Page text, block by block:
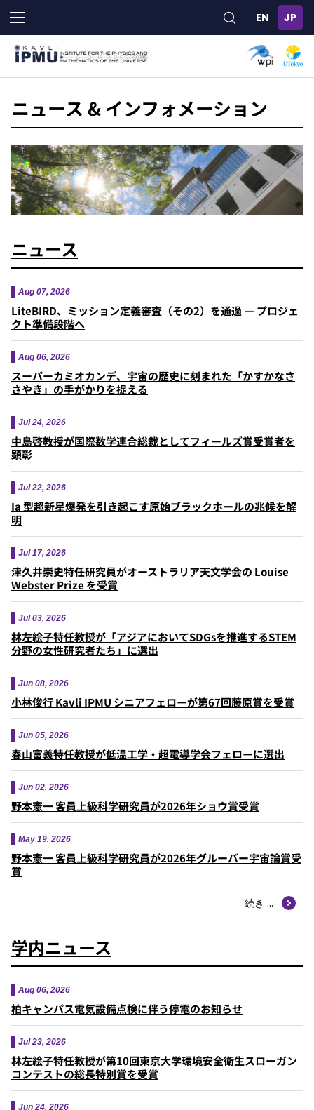
メ
イ
ン
ニュース & インフォメーション
ニュース
Aug 07, 2026
LiteBIRD、ミッション定義審査（その2）を通過 — プロジェ
クト準備段階へ
Aug 06, 2026
スーパーカミオカンデ、宇宙の歴史に刻まれた「かすかなさ
さやき」の手がかりを捉える
Jul 24, 2026
中島啓教授が国際数学連合総裁としてフィールズ賞受賞者を
顕彰
Jul 22, 2026
Ia 型超新星爆発を引き起こす原始ブラックホールの兆候を解
明
Jul 17, 2026
津久井崇史特任研究員がオーストラリア天文学会の Louise
Webster Prize を受賞
Jul 03, 2026
林左絵子特任教授が「アジアにおいてSDGsを推進するSTEM
分野の女性研究者たち」に選出
Jun 08, 2026
小林俊行 Kavli IPMU シニアフェローが第67回藤原賞を受賞
Jun 05, 2026
春山富義特任教授が低温工学・超電導学会フェローに選出
Jun 02, 2026
野本憲一 客員上級科学研究員が2026年ショウ賞受賞
May 19, 2026
野本憲一 客員上級科学研究員が2026年グルーバー宇宙論賞受
賞
続き ...
学内ニュース
Aug 06, 2026
柏キャンパス電気設備点検に伴う停電のお知らせ
Jul 23, 2026
林左絵子特任教授が第10回東京大学環境安全衛生スローガン
コンテストの総長特別賞を受賞
Jun 24, 2026